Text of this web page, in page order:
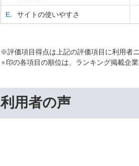
E. サイトの使いやすさ
※評価項目得点は上記の評価項目に利用者
印の各項目の順位は、ランキング掲載企
利用者の声